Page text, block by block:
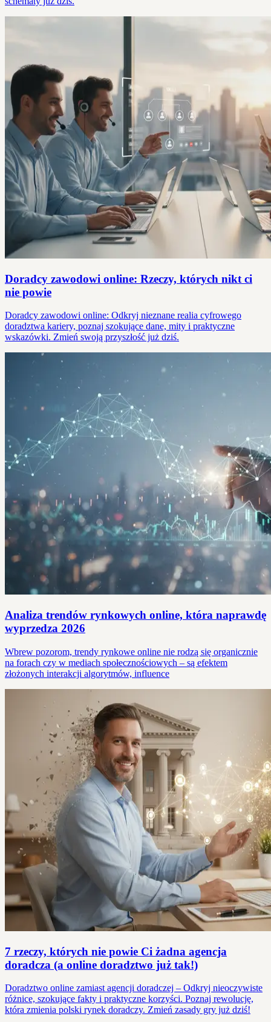
Doradcy zawodowi online: Rzeczy, których nikt ci
nie powie
Doradcy zawodowi online: Odkryj nieznane realia cyfrowego
doradztwa kariery, poznaj szokujące dane, mity i praktyczne
wskazówki. Zmień swoją przyszłość już dziś.
Analiza trendów rynkowych online, która naprawdę
wyprzedza 2026
Wbrew pozorom, trendy rynkowe online nie rodzą się organicznie
na forach czy w mediach społecznościowych – są efektem
złożonych interakcji algorytmów, influence
7 rzeczy, których nie powie Ci żadna agencja
doradcza (a online doradztwo już tak!)
Doradztwo online zamiast agencji doradczej – Odkryj nieoczywiste
różnice, szokujące fakty i praktyczne korzyści. Poznaj rewolucję,
która zmienia polski rynek doradczy. Zmień zasady gry już dziś!